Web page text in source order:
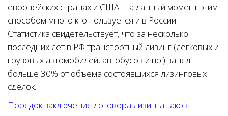
европейских странах и США. На данный момент этим
способом много кто пользуется и в России.
Статистика свидетельствует, что за несколько
последних лет в РФ транспортный лизинг (легковых и
грузовых автомобилей, автобусов и пр.) занял
больше 30% от объема состоявшихся лизинговых
сделок.
Порядок заключения договора лизинга таков: